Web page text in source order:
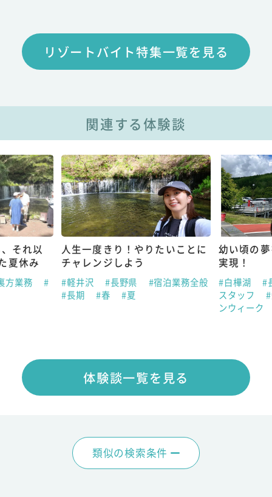
リゾートバイト特集一覧を見る
関連する体験談
それ以
夏休み
方業務 #
人生一度きり！やりたいことに
チャレンジしよう
#軽井沢 #長野県
#宿泊業務全般
#長期
#春 #夏
幼い頃の
実現！
#白樺湖
#
スタッフ
ンウィーク
体験談一覧を見る
類似の検索条件